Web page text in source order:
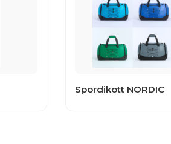
Spordikott NORDIC